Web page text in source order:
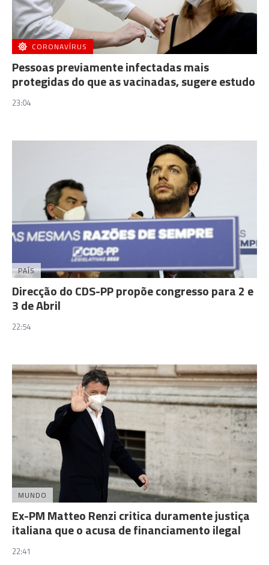
CORONAVÍRUS
Pessoas previamente infectadas mais
protegidas do que as vacinadas, sugere estudo
23:04
PAÍS
Direcção do CDS-PP propõe congresso para 2 e
3 de Abril
22:54
MUNDO
Ex-PM Matteo Renzi critica duramente justiça
italiana que o acusa de financiamento ilegal
22:41